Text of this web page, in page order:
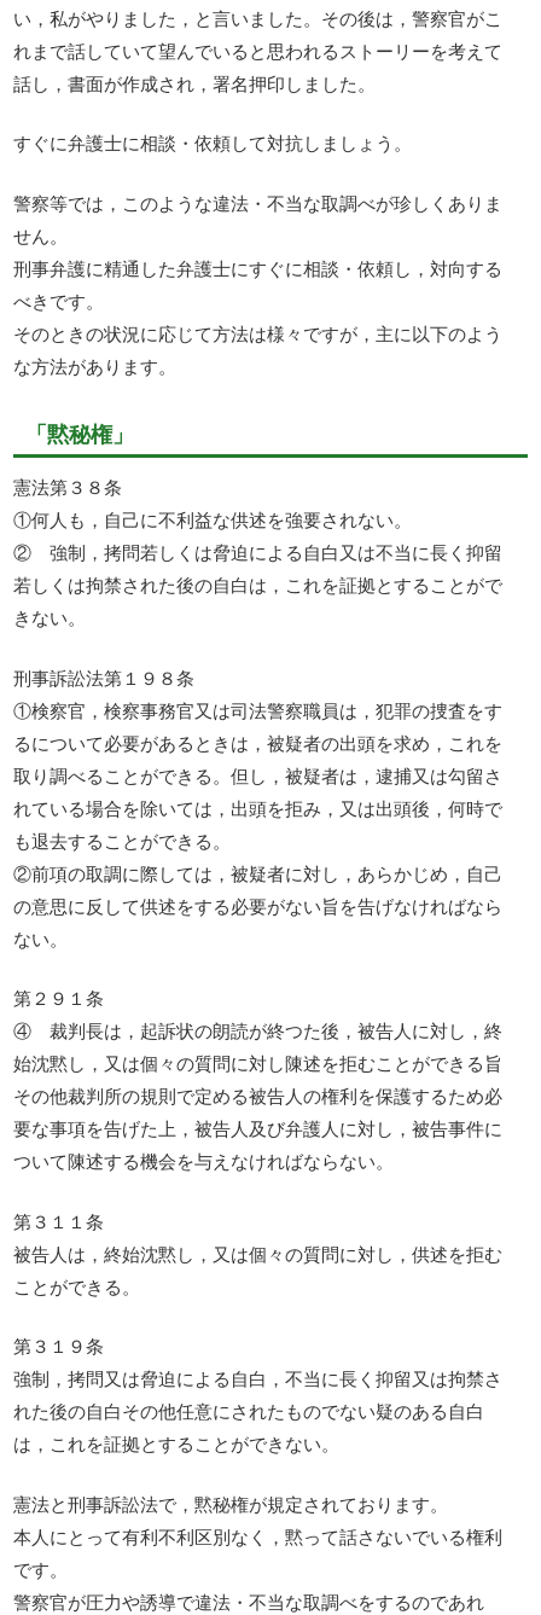
い，私がやりました，と言いました。その後は，警察官がこ
れまで話していて望んでいると思われるストーリーを考えて
話し，書面が作成され，署名押印しました。
すぐに弁護士に相談・依頼して対抗しましょう。
警察等では，このような違法・不当な取調べが珍しくありま
せん。
刑事弁護に精通した弁護士にすぐに相談・依頼し，対向する
べきです。
そのときの状況に応じて方法は様々ですが，主に以下のよう
な方法があります。
「黙秘権」
憲法第３８条
①何人も，自己に不利益な供述を強要されない。
② 強制，拷問若しくは脅迫による自白又は不当に長く抑留
若しくは拘禁された後の自白は，これを証拠とすることがで
きない。
刑事訴訟法第１９８条
①検察官，検察事務官又は司法警察職員は，犯罪の捜査をす
るについて必要があるときは，被疑者の出頭を求め，これを
取り調べることができる。但し，被疑者は，逮捕又は勾留さ
れている場合を除いては，出頭を拒み，又は出頭後，何時で
も退去することができる。
②前項の取調に際しては，被疑者に対し，あらかじめ，自己
の意思に反して供述をする必要がない旨を告げなければなら
ない。
第２９１条
④ 裁判長は，起訴状の朗読が終つた後，被告人に対し，終
始沈黙し，又は個々の質問に対し陳述を拒むことができる旨
その他裁判所の規則で定める被告人の権利を保護するため必
要な事項を告げた上，被告人及び弁護人に対し，被告事件に
ついて陳述する機会を与えなければならない。
第３１１条
被告人は，終始沈黙し，又は個々の質問に対し，供述を拒む
ことができる。
第３１９条
強制，拷問又は脅迫による自白，不当に長く抑留又は拘禁さ
れた後の自白その他任意にされたものでない疑のある自白
は，これを証拠とすることができない。
憲法と刑事訴訟法で，黙秘権が規定されております。
本人にとって有利不利区別なく，黙って話さないでいる権利
です。
警察官が圧力や誘導で違法・不当な取調べをするのであれ